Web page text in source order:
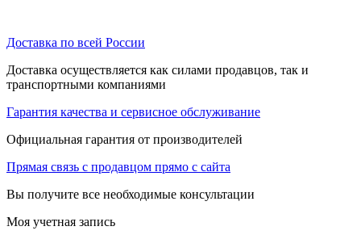
Доставка по всей России
Доставка осуществляется как силами продавцов, так и
транспортными компаниями
Гарантия качества и сервисное обслуживание
Официальная гарантия от производителей
Прямая связь с продавцом прямо с сайта
Вы получите все необходимые консультации
Моя учетная запись